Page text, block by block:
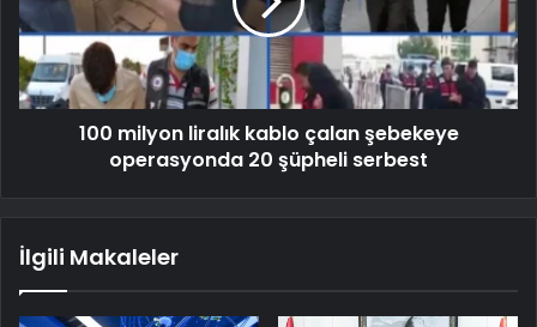
100 milyon liralık kablo çalan şebekeye
operasyonda 20 şüpheli serbest
İlgili Makaleler